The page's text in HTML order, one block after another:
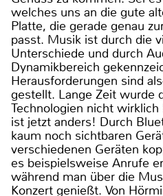
welches uns an die gute
Platte, die gerade genau
passt. Musik ist durch die
Unterschiede und durch
Dynamikbereich
Herausforderungen sind
gestellt. Lange Zeit wurde
Technologien nicht
ist jetzt anders! Durch
kaum noch sichtbaren
verschiedenen Geräten
es beispielsweise Anrufe
während man über die
Konzert genießt. Von